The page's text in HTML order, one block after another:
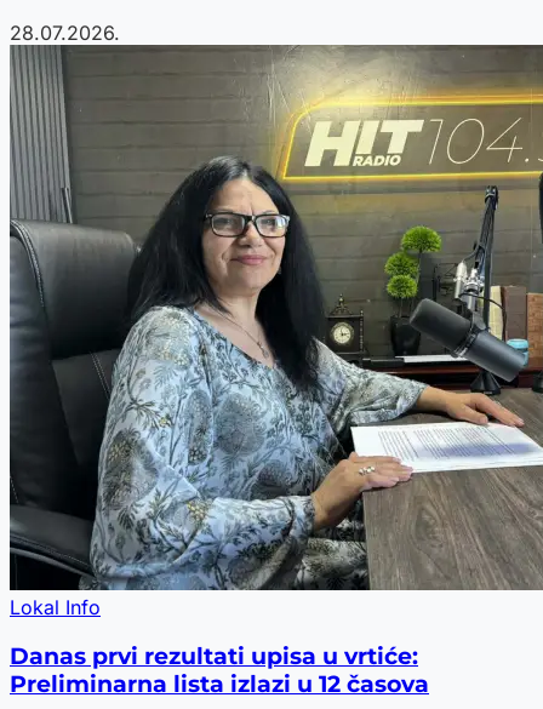
28.07.2026.
Lokal Info
Danas prvi rezultati upisa u vrtiće:
Preliminarna lista izlazi u 12 časova